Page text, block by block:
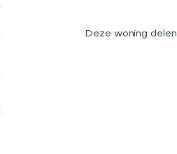
Deze woning delen